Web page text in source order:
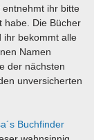
ihr bitte
habe. Die Bücher
ihr bekommt alle
Namen
der nächsten
unversicherten
Buchfinder